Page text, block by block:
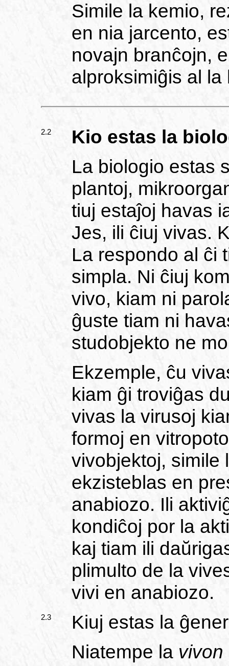
Simile la kemio,
en nia jarcento,
novajn branĉojn,
alproksimiĝis al la
2.2
Kio estas la
La biologio estas
plantoj,
tiuj estaĵoj havas
Jes, ili ĉiuj vivas.
La respondo al ĉi
simpla. Ni ĉiuj
vivo, kiam ni
ĝuste tiam ni
studobjekto ne
Ekzemple, ĉu
kiam ĝi troviĝas
vivas la virusoj
formoj en
vivobjektoj, simile
ekzisteblas en
anabiozo. Ili
kondiĉoj por la
kaj tiam ili
plimulto de la
vivi en anabiozo.
2.3
Kiuj estas la
Niatempe la vivon